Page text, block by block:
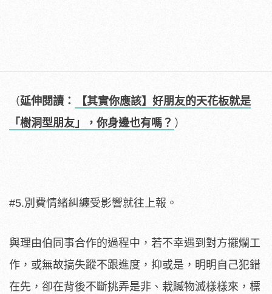
（延伸閱讀：
【其實你應該】好朋友的天花板就是
「樹洞型朋友」，你身邊也有嗎？ ）
#5.別費情緒糾纏受影響就往上報。
與理由伯同事合作的過程中，若不幸遇到對方擺爛工
作，或無故搞失蹤不跟進度，抑或是，明明自己犯錯
在先，卻在背後不斷挑弄是非、栽贓物滅樣樣來，標